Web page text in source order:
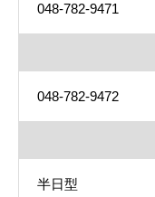
048-782-9471
048-782-9472
半日型